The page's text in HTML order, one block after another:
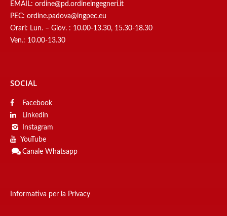
EMAIL: ordine@pd.ordineingegneri.it
PEC: ordine.padova@ingpec.eu
Orari: Lun. – Giov. : 10.00-13.30, 15.30-18.30
Ven.: 10.00-13.30
SOCIAL
Facebook
Linkedin
Instagram
YouTube
Canale Whatsapp
Informativa per la Privacy